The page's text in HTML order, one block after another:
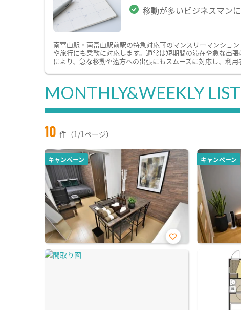
移動が多いビジネスマンに
南富山駅・南富山駅前駅の特急対応可のマンスリーマンショ
や旅行にも柔軟に対応します。通常は短期間の滞在や急な出
により、急な移動や遠方への出張にもスムーズに対応し、利
MONTHLY&WEEKLY LIST
10 件（1/1ページ）
キャンペーン
お気
キャンペーン